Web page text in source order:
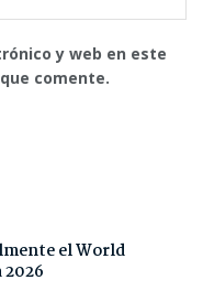
y web en este
comente.
el World